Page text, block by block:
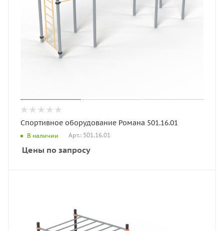
Спортивное оборудование Романа 501.16.01
В наличии Арт.: 501.16.01
Цены по запросу